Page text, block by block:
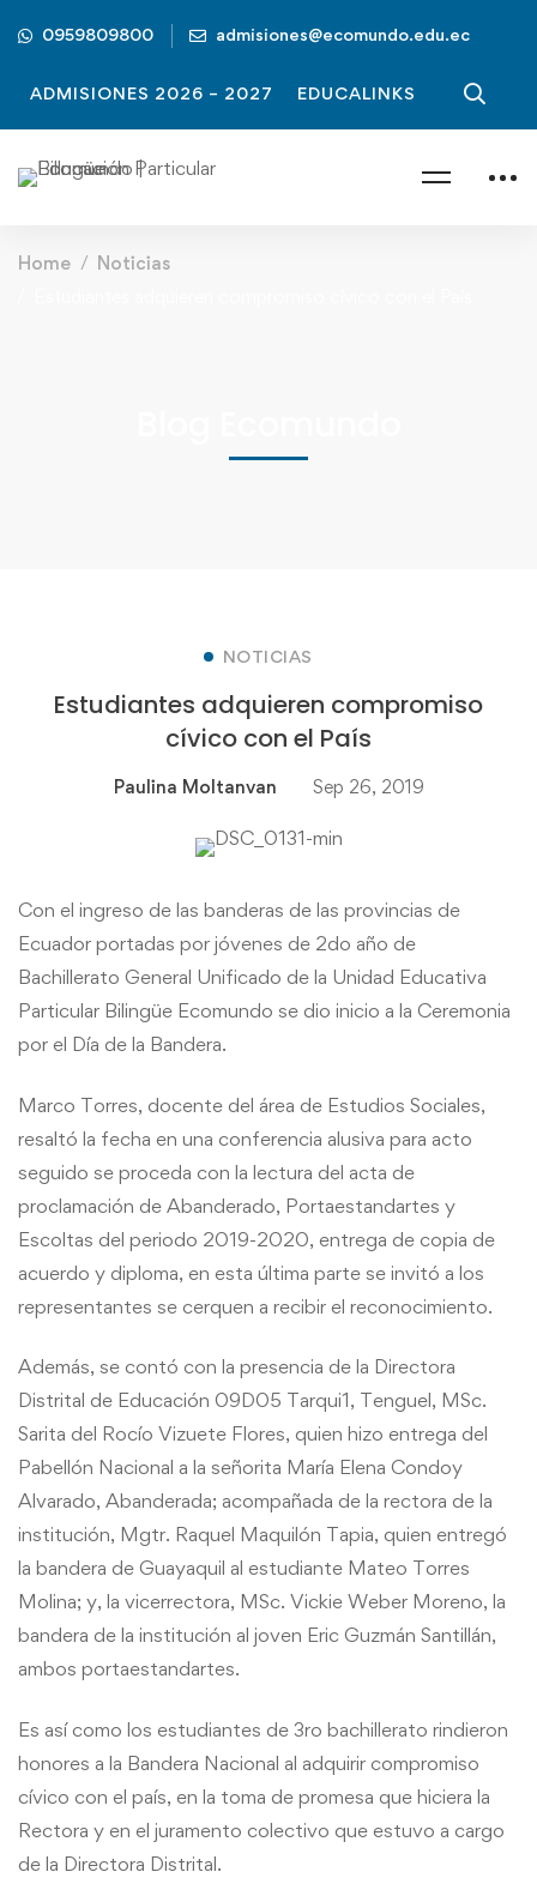
0959809800 admisiones@ecomundo.edu.ec
ADMISIONES 2026 – 2027 EDUCALINKS
Home
Noticias
NOTICIAS
Estudiantes adquieren compromiso
cívico con el País
Paulina Moltanvan Sep 26, 2019
Con el ingreso de las banderas de las provincias de
Ecuador portadas por jóvenes de 2do año de
Bachillerato General Unificado de la Unidad Educativa
Particular Bilingüe Ecomundo se dio inicio a la Ceremonia
por el Día de la Bandera.
Marco Torres, docente del área de Estudios Sociales,
resaltó la fecha en una conferencia alusiva para acto
seguido se proceda con la lectura del acta de
proclamación de Abanderado, Portaestandartes y
Escoltas del periodo 2019-2020, entrega de copia de
acuerdo y diploma, en esta última parte se invitó a los
representantes se cerquen a recibir el reconocimiento.
Además, se contó con la presencia de la Directora
Distrital de Educación 09D05 Tarqui1, Tenguel, MSc.
Sarita del Rocío Vizuete Flores, quien hizo entrega del
Pabellón Nacional a la señorita María Elena Condoy
Alvarado, Abanderada; acompañada de la rectora de la
institución, Mgtr. Raquel Maquilón Tapia, quien entregó
la bandera de Guayaquil al estudiante Mateo Torres
Molina; y, la vicerrectora, MSc. Vickie Weber Moreno, la
bandera de la institución al joven Eric Guzmán Santillán,
ambos portaestandartes.
Es así como los estudiantes de 3ro bachillerato rindieron
honores a la Bandera Nacional al adquirir compromiso
cívico con el país, en la toma de promesa que hiciera la
Rectora y en el juramento colectivo que estuvo a cargo
de la Directora Distrital.